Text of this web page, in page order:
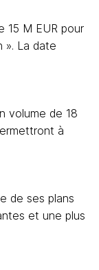
15 M EUR pour
La date
volume de 18
à
de ses plans
et une plus